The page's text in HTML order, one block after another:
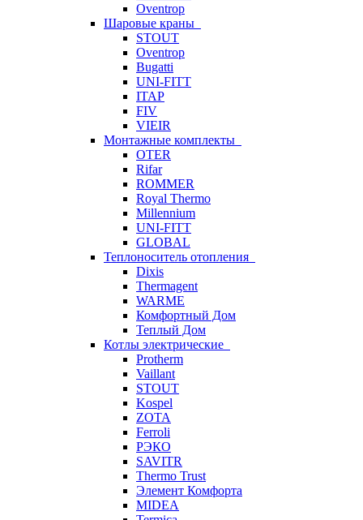
Oventrop
Шаровые краны
STOUT
Oventrop
Bugatti
UNI-FITT
ITAP
FIV
VIEIR
Монтажные комплекты
OTER
Rifar
ROMMER
Royal Thermo
Millennium
UNI-FITT
GLOBAL
Теплоноситель отопления
Dixis
Thermagent
WARME
Комфортный Дом
Теплый Дом
Котлы электрические
Protherm
Vaillant
STOUT
Kospel
ZOTA
Ferroli
РЭКО
SAVITR
Thermo Trust
Элемент Комфорта
MIDEA